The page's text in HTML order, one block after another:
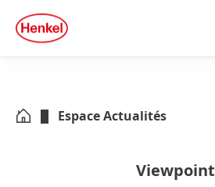
Skip to footer
quick
search
Espace Actualités
Viewpoint